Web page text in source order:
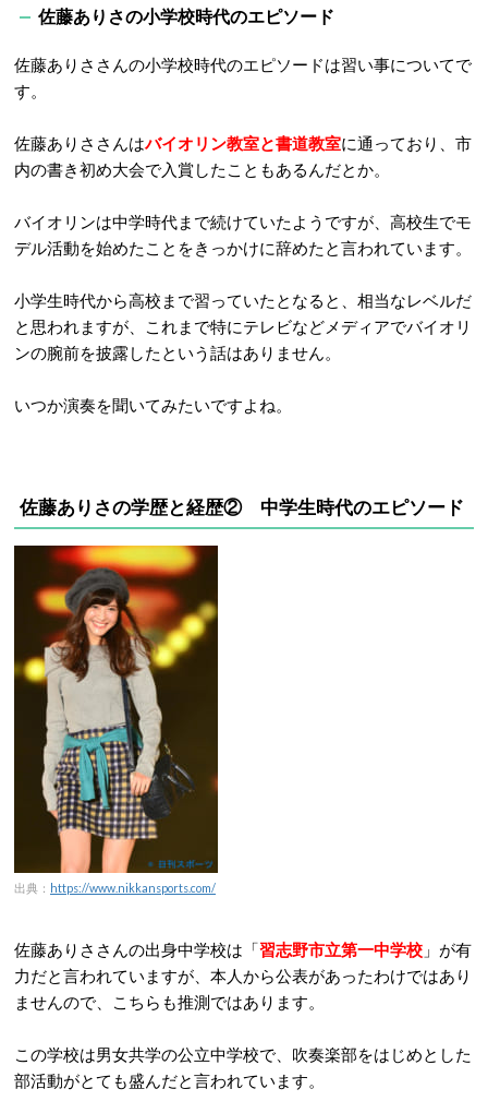
佐藤ありさの小学校時代のエピソード
佐藤ありささんの小学校時代のエピソードは習い事についてで
す。
佐藤ありささんはバイオリン教室と書道教室に通っており、市
内の書き初め大会で入賞したこともあるんだとか。
バイオリンは中学時代まで続けていたようですが、高校生でモ
デル活動を始めたことをきっかけに辞めたと言われています。
小学生時代から高校まで習っていたとなると、相当なレベルだ
と思われますが、これまで特にテレビなどメディアでバイオリ
ンの腕前を披露したという話はありません。
いつか演奏を聞いてみたいですよね。
佐藤ありさの学歴と経歴② 中学生時代のエピソード
出典： https://www.nikkansports.com/
佐藤ありささんの出身中学校は「習志野市立第一中学校 」が有
力だと言われていますが、本人から公表があったわけではあり
ませんので、こちらも推測ではあります。
この学校は男女共学の公立中学校で、吹奏楽部をはじめとした
部活動がとても盛んだと言われています。